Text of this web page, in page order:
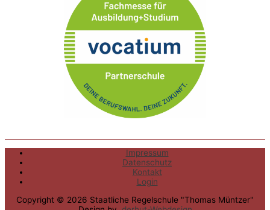
Impressum
Datenschutz
Kontakt
Login
Copyright © 2026 Staatliche Regelschule "Thomas Müntzer"